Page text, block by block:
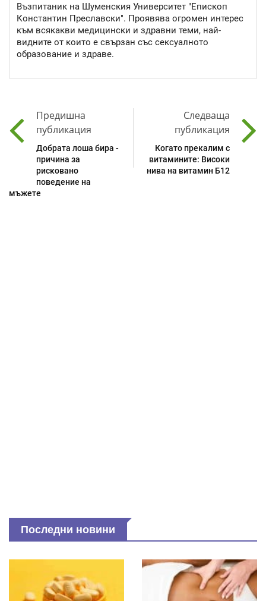
Възпитаник на Шуменския Университет "Епископ
Константин Преславски". Проявява огромен интерес
към всякакви медицински и здравни теми, най-
видните от които е свързан със сексуалното
образование и здраве.
Предишна
публикация
Добрата лоша бира -
причина за
рисковано
поведение на
мъжете
Следваща
публикация
Когато прекалим с
витамините: Високи
нива на витамин Б12
Последни новини